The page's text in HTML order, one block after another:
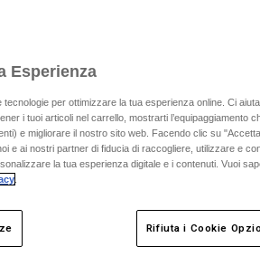
Esperienza
tecnologie per ottimizzare la tua esperienza online. Ci
i tuoi articoli nel carrello, mostrarti l’equipaggiamento
e migliorare il nostro sito web. Facendo clic su
e ai nostri partner di fiducia di raccogliere, utilizzare e
la tua esperienza digitale e i contenuti. Vuoi
Rifiuta i Cookie